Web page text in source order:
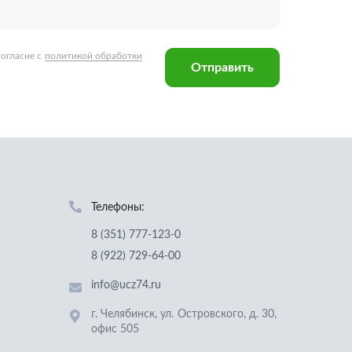
8 (351) 777-123-0
8 (922) 729-64-00
info@ucz74.ru
г. Челябинск
офис 505